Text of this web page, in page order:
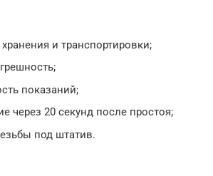
и транспортировки;
показаний;
через 20 секунд после простоя;
под штатив.